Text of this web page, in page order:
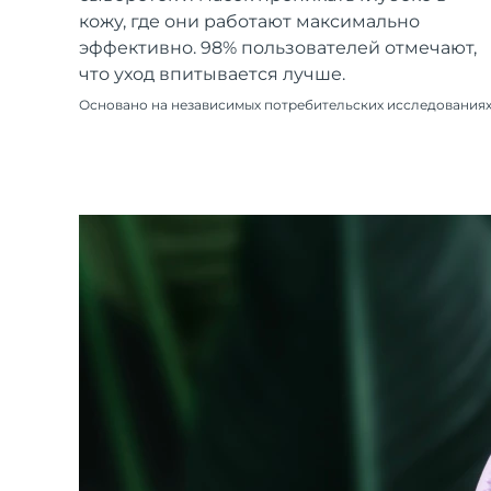
кожу, где они работают максимально
эффективно. 98% пользователей отмечают,
что уход впитывается лучше.
Основано на независимых потребительских исследованиях
All acne treatment devices
All revitalizing eye massagers
Уход KIWI™
Advanced pore care essentials
Serum
For healthy hair
issa™ Teeth Whitening Gel
18% PAP
Косметика Для мужчин